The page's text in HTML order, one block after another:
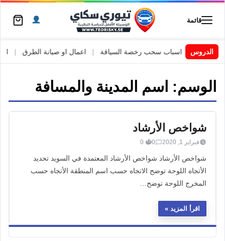
قائمة
الدروسالسويد | اسباب سحب رخصة السياقة اعمال او صيانة الطرق
الوسم: اسم المدينة والمسافة
شواخص الأرشاد
فبراير 1, 2020 0
0
شواخص الأرشاد شواخص الأرشاد المعتمدة في السويد تحديد
الأتجاه اللوحة توضح الاتجاه حسب اسم المنطقة الأتجاه حسب
المخرج اللوحة توضح…
اقرأ المزيد